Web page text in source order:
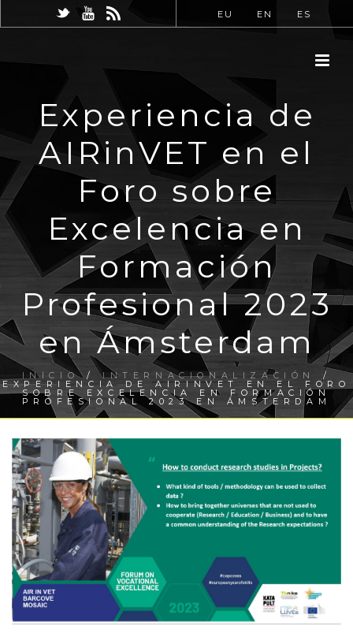
EU EN ES
Experiencia de
AIRinVET en el
Foro sobre
Excelencia en
Formación
Profesional 2023
en Ámsterdam
INICIO/INTERNACIONALIZACIÓN /
EXPERIENCIA DE AIRINVET EN EL FORO
SOBRE EXCELENCIA EN FORMACIÓN
PROFESIONAL 2023 EN ÁMSTERDAM